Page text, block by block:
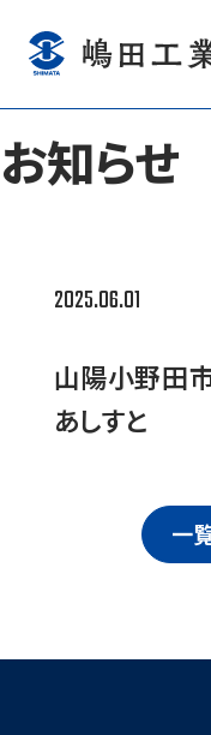
お知らせ
2025.06.01
山陽小野田
あしすと
一